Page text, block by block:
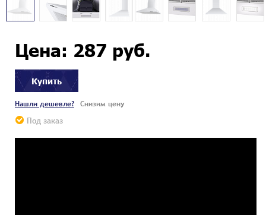
Цена: 287 руб.
Купить
Нашли дешевле? Снизим цену
Под заказ